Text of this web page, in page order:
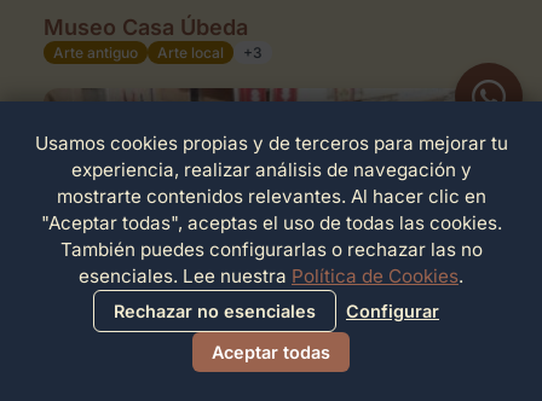
Museo Casa Úbeda
Arte antiguo Arte local +3
Usamos cookies propias y de terceros para mejorar tu
experiencia, realizar análisis de navegación y
mostrarte contenidos relevantes. Al hacer clic en
"Aceptar todas", aceptas el uso de todas las cookies.
También puedes configurarlas o rechazar las no
esenciales. Lee nuestra Política de Cookies.
Rechazar no esenciales
Configurar
Aceptar todas